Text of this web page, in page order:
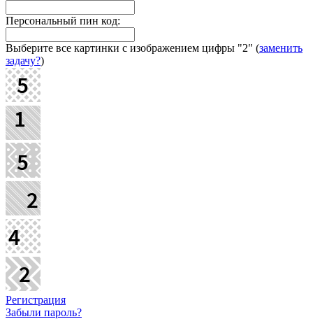
Персональный пин код:
Выберите все картинки с изображением цифры "2" (заменить
задачу?)
Регистрация
Забыли пароль?